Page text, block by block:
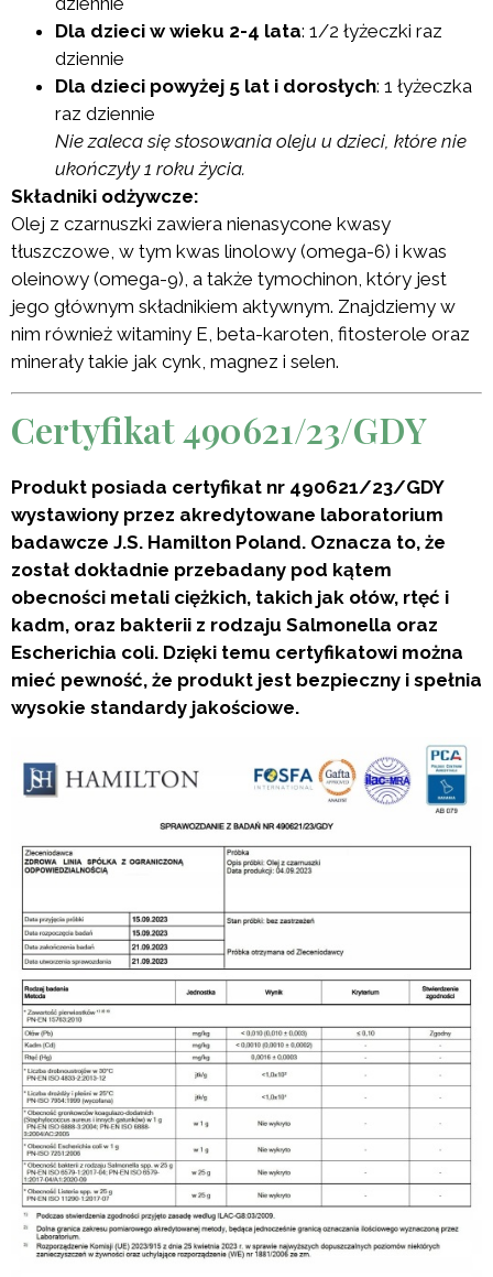
Dla dzieci w wieku 2-4 lata: 1/2 łyżeczki raz
dziennie
Dla dzieci powyżej 5 lat i dorosłych: 1 łyżeczka
raz dziennie
Nie zaleca się stosowania oleju u dzieci, które nie
ukończyły 1 roku życia.
Składniki odżywcze:
Olej z czarnuszki zawiera nienasycone kwasy
tłuszczowe, w tym kwas linolowy (omega-6) i kwas
oleinowy (omega-9), a także tymochinon, który jest
jego głównym składnikiem aktywnym. Znajdziemy w
nim również witaminy E, beta-karoten, fitosterole oraz
minerały takie jak cynk, magnez i selen.
Certyfikat 490621/23/GDY
Produkt posiada certyfikat nr 490621/23/GDY
wystawiony przez akredytowane laboratorium
badawcze J.S. Hamilton Poland. Oznacza to, że
został dokładnie przebadany pod kątem
obecności metali ciężkich, takich jak ołów, rtęć i
kadm, oraz bakterii z rodzaju Salmonella oraz
Escherichia coli. Dzięki temu certyfikatowi można
mieć pewność, że produkt jest bezpieczny i spełnia
wysokie standardy jakościowe.